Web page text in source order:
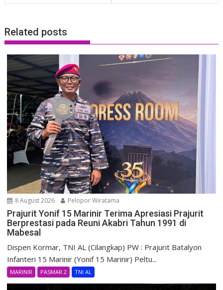
Related posts
8 August 2026 Pelopor Wiratama
Prajurit Yonif 15 Marinir Terima Apresiasi Prajurit
Berprestasi pada Reuni Akabri Tahun 1991 di
Mabesal
Dispen Kormar, TNI AL (Cilangkap) PW : Prajurit Batalyon
Infanteri 15 Marinir (Yonif 15 Marinir) Peltu...
MARINIR PASMAR 2 TNI AL